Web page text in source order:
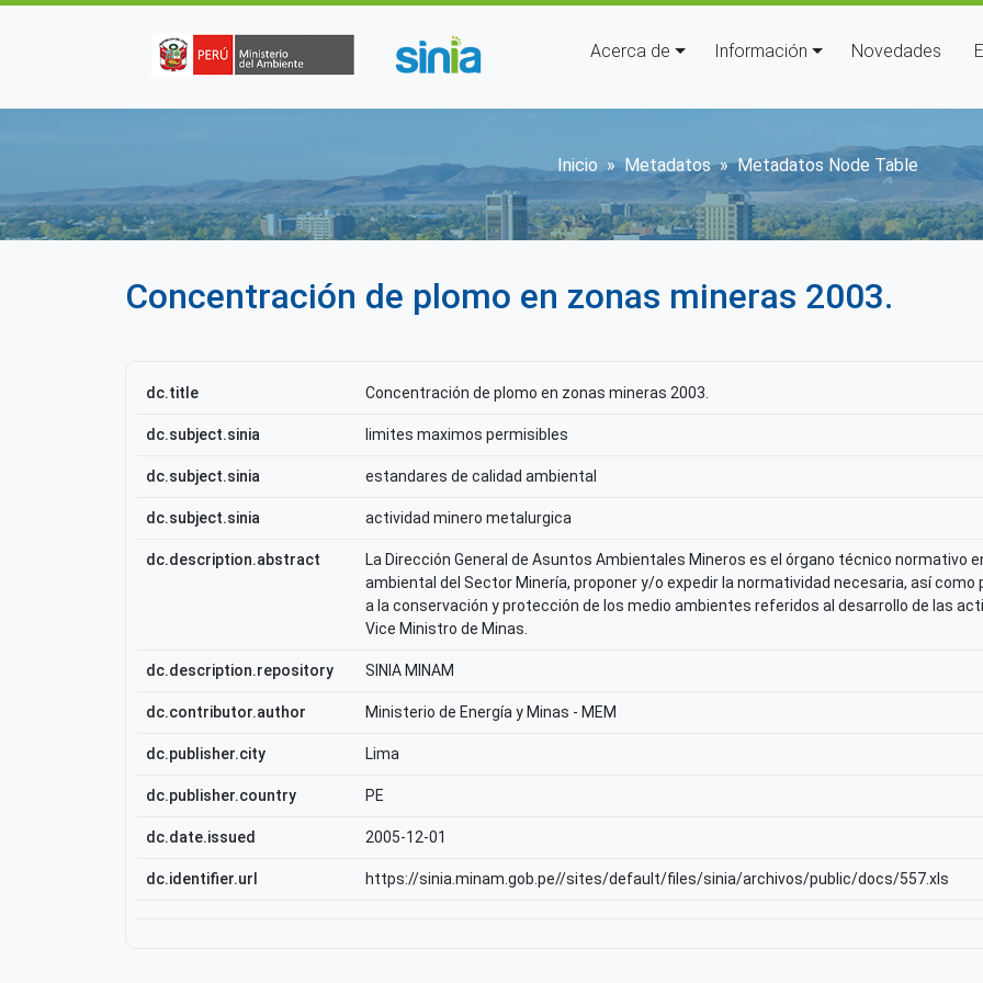
Navegación principal
Acerca de Información Novedades
Sobrescribir enlaces de
Inicio Metadatos Metadatos Node Table
Concentración de plomo en zonas mineras 2003.
dc.title Concentración de plomo en zonas mineras 2003.
dc.subject.sinia limites maximos permisibles
dc.subject.sinia estandares de calidad ambiental
dc.subject.sinia actividad minero metalurgica
dc.description.abstract
La Dirección General de Asuntos Ambientales Mineros es el órgano técnico normativo
ambiental del Sector Minería, proponer y/o expedir la normatividad necesaria, así
a la conservación y protección de los medio ambientes referidos al desarrollo de las
Vice Ministro de Minas.
dc.description.repository SINIA MINAM
dc.contributor.author Ministerio de Energía y Minas - MEM
dc.publisher.city Lima
dc.publisher.country PE
dc.date.issued 2005-12-01
dc.identifier.url https://sinia.minam.gob.pe//sites/default/files/sinia/archivos/public/docs/557.xls